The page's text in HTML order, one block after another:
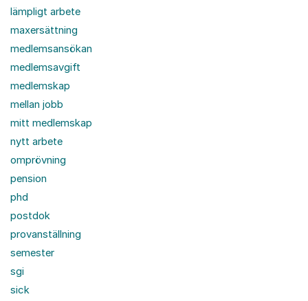
lämpligt arbete
maxersättning
medlemsansökan
medlemsavgift
medlemskap
mellan jobb
mitt medlemskap
nytt arbete
omprövning
pension
phd
postdok
provanställning
semester
sgi
sick